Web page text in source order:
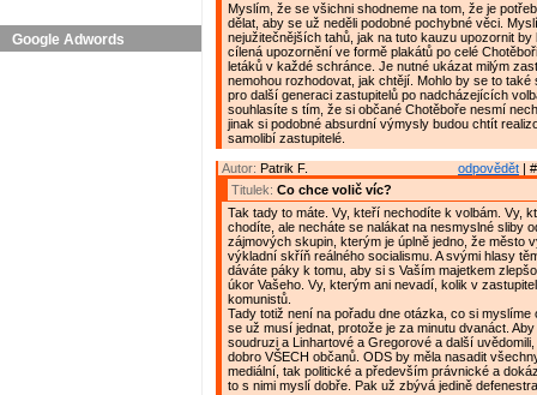
Google Adwords
Myslím, že se všichni shodneme na tom, že je
dělat, aby se už neděli podobné pochybné věci.
nejužitečnějších tahů, jak na tuto kauzu upozornit
cílená upozornění ve formě plakátů po celé
letáků v každé schránce. Je nutné ukázat milým
nemohou rozhodovat, jak chtějí. Mohlo by se to také
pro další generaci zastupitelů po nadcházejících
souhlasíte s tím, že si občané Chotěboře nesmí
jinak si podobné absurdní výmysly budou chtít
samolibí zastupitelé.
odpovědět |
Autor: Patrik F.
Titulek: Co chce volič víc?
Tak tady to máte. Vy, kteří nechodíte k volbám. Vy,
chodíte, ale necháte se nalákat na nesmyslné sliby
zájmových skupin, kterým je úplně jedno, že město
výkladní skříň reálného socialismu. A svými hlasy
dáváte páky k tomu, aby si s Vaším majetkem
úkor Vašeho. Vy, kterým ani nevadí, kolik v
komunistů.
Tady totiž není na pořadu dne otázka, co si myslíme
se už musí jednat, protože je za minutu dvanáct.
soudruzi a Linhartové a Gregorové a další
dobro VŠECH občanů. ODS by měla nasadit
mediální, tak politické a především právnické a
to s nimi myslí dobře. Pak už zbývá jedině